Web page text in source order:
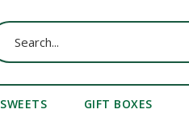
SWEETS GIFT BOXES